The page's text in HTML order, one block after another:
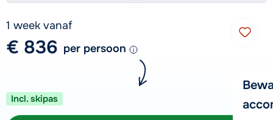
1 week vanaf
€ 836 per persoon
Incl. skipas